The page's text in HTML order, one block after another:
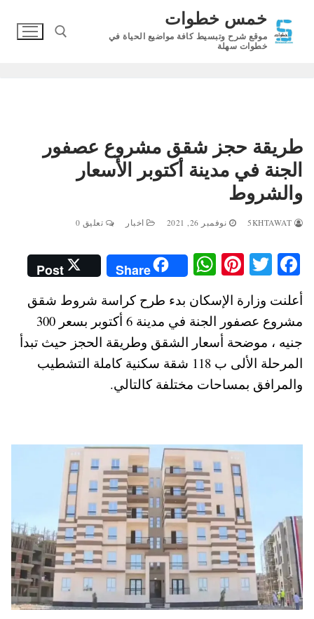
المحتوى
خمس خطوات
موقع شرح وتبسيط كافة مواضيع الحياة في
خطوات سهلة
طريقة حجز شقق مشروع عصفور
الجنة في مدينة أكتوبر الأسعار
والشروط
نوفمبر 26, 2021 اخبار تعليق 0
Fa
bo
ok
T
wi
tte
r
Pi
nt
er
es
t
W
ha
ts
A
pp
Share
Post
أعلنت وزارة الإسكان بدء طرح كراسة شروط شقق
مشروع عصفور الجنة في مدينة 6 أكتوبر بسعر 300
جنيه ، موضحة أسعار الشقق وطريقة الحجز حيث تبدأ
المرحلة الألى ب 118 شقة سكنية كاملة التشطيب
والمرافق بمساحات مختلفة كالتالي.